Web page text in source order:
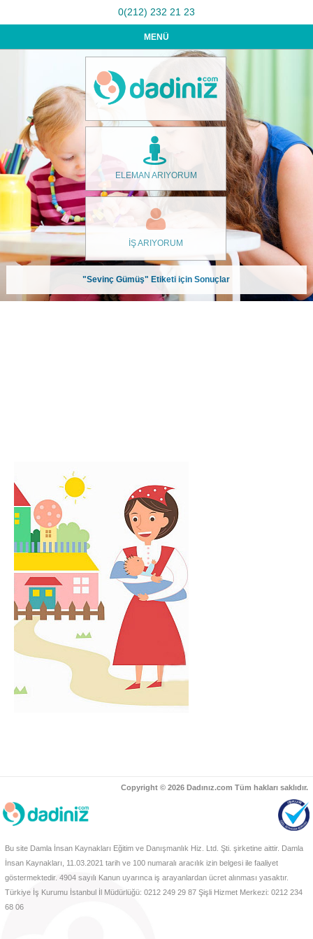
0(212) 232 21 23
MENÜ
ELEMAN ARIYORUM
İŞ ARIYORUM
"Sevinç Gümüş" Etiketi için Sonuçlar
Copyright © 2026 Dadınız.com Tüm hakları saklıdır.
Bu site Damla İnsan Kaynakları Eğitim ve Danışmanlık Hiz. Ltd. Şti. şirketine aittir. Damla
İnsan Kaynakları, 11.03.2021 tarih ve 100 numaralı aracılık izin belgesi ile faaliyet
göstermektedir. 4904 sayılı Kanun uyarınca iş arayanlardan ücret alınması yasaktır.
Türkiye İş Kurumu İstanbul İl Müdürlüğü: 0212 249 29 87 Şişli Hizmet Merkezi: 0212 234
68 06